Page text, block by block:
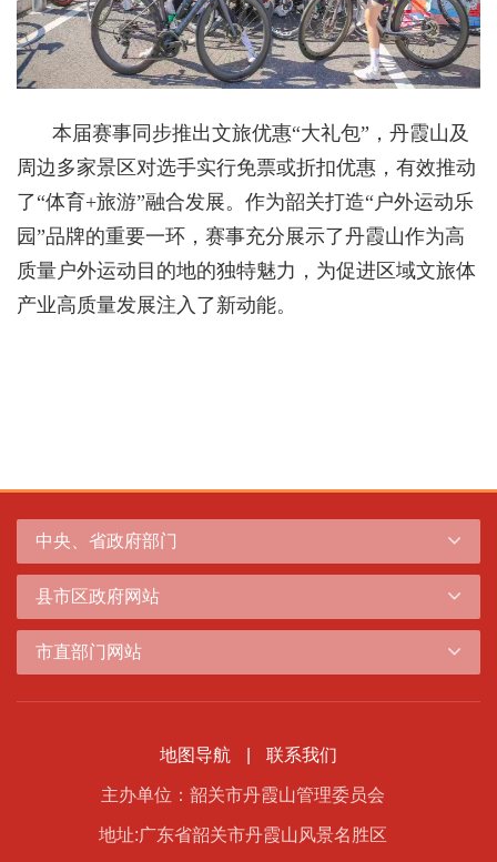
本届赛事同步推出文旅优惠“大礼包”，丹霞山及
周边多家景区对选手实行免票或折扣优惠，有效推动
了“体育+旅游”融合发展。作为韶关打造“户外运动乐
园”品牌的重要一环，赛事充分展示了丹霞山作为高
质量户外运动目的地的独特魅力，为促进区域文旅体
产业高质量发展注入了新动能。
中央、省政府部门
县市区政府网站
市直部门网站
地图导航 联系我们
主办单位：韶关市丹霞山管理委员会
地址:广东省韶关市丹霞山风景名胜区